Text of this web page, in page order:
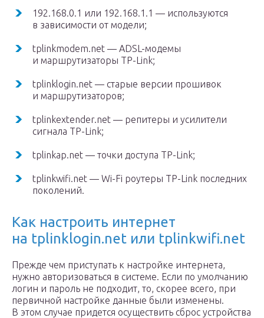
192.168.0.1 или 192.168.1.1 — используются
в зависимости от модели;
tplinkmodem.net — ADSL-модемы
и маршрутизаторы TP-Link;
tplinklogin.net — старые версии прошивок
и маршрутизаторов;
tplinkextender.net — репитеры и усилители
сигнала TP-Link;
tplinkap.net — точки доступа TP-Link;
tplinkwifi.net — Wi-Fi роутеры TP-Link последних
поколений.
Как настроить интернет
на tplinklogin.net или tplinkwifi.net
Прежде чем приступать к настройке интернета,
нужно авторизоваться в системе. Если по умолчанию
логин и пароль не подходит, то, скорее всего, при
первичной настройке данные были изменены.
В этом случае придется осуществить сброс устройства